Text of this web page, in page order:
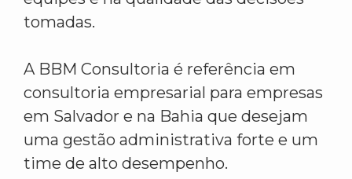
tomadas.
A BBM Consultoria é referência em
consultoria empresarial para empresas
em Salvador e na Bahia que desejam
uma gestão administrativa forte e um
time de alto desempenho.